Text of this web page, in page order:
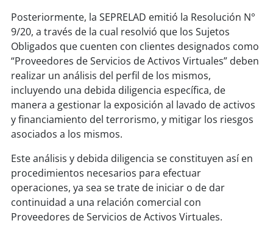
Posteriormente, la SEPRELAD emitió la Resolución N°
9/20, a través de la cual resolvió que los Sujetos
Obligados que cuenten con clientes designados como
“Proveedores de Servicios de Activos Virtuales” deben
realizar un análisis del perfil de los mismos,
incluyendo una debida diligencia específica, de
manera a gestionar la exposición al lavado de activos
y financiamiento del terrorismo, y mitigar los riesgos
asociados a los mismos.
Este análisis y debida diligencia se constituyen así en
procedimientos necesarios para efectuar
operaciones, ya sea se trate de iniciar o de dar
continuidad a una relación comercial con
Proveedores de Servicios de Activos Virtuales.